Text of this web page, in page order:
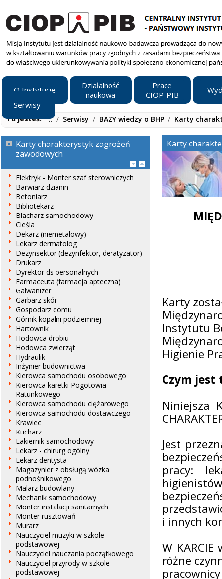
O Instytucie
Działalność
naukowa
Prace
CIOP-PIB
Serwisy
Tu jesteś: ../ Serwisy / BAZY wiedzy o BHP / Karty
Karty charakterystyk zagrożeń
zawodowych
Elektryk - Monter szaf sterowniczych
Barwiarz dzianin
Betoniarz
Bibliotekarz
Blacharz samochodowy
Cieśla
Dekarz (niemetalowy)
Lekarz dermatolog
Dezynsektor (dezynfektor, deratyzator)
Drukarz
Dyrektor ds personalnych
Farmaceuta (farmacja apteczna)
Galwanizer
Garbarz skór
Gospodarz domu
Górnik kopalni podziemnej
Hartownik
Hodowca drobiu
Hodowca zwierząt
Hydraulik
Inżynier budownictwa
Kierowca samochodu osobowego
Kierowca karetki Pogotowia
Ratunkowego
Kierowca samochodu ciężarowego
Kierowca samochodu dostawczego
Krawiec
Kucharz
Lakiernik samochodowy
Lekarz - chirurg ogólny
Lekarz dentysta
Magazynier z obsługą wózka
podnośnikowego
Malarz budowlany
Mechanik samochodowy
Monter instalacji sanitarnych
Monter rusztowań
Murarz
Nauczyciel muzyki w szkole
podstawowej
Nauczyciel nauczania początkowego
Nauczyciel przyrody w szkole
podstawowej
Karty
Karty
Instytutu
Higienie
Czym jest
Niniejsza
Jest
pracy:
i innych
W
różne